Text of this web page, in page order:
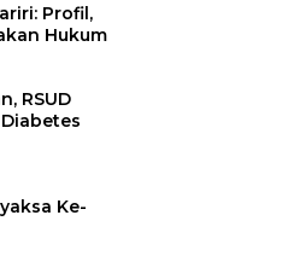
Profil,
Hukum
RSUD
Ke-